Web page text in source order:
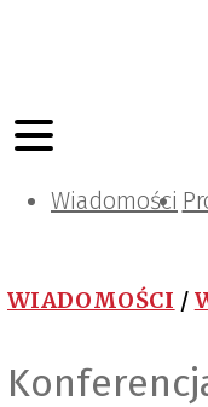
Wiadomości
Projektowanie
Zarządzanie i
Tematy
WIADOMOŚCI /